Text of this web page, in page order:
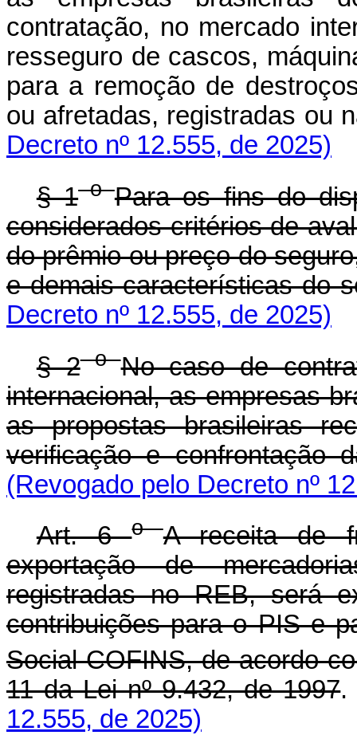
contratação, no mercado
resseguro de cascos,
para a remoção de
ou afretadas, registradas
Decreto nº 12.555, de 2025)
§ 1oPara os fins do
considerados critérios de
do prêmio ou preço do
e demais características do
Decreto nº 12.555, de 2025)
§ 2oNo caso de
internacional, as empresas
as propostas brasileiras
verificação e confrontação
(Revogado pelo Decreto nº
Art. 6oA receita de
exportação de
registradas no REB, será
contribuições para o PIS e
Social-COFINS, de acordo
11 da Lei nº 9.432, de 1997
12.555, de 2025)